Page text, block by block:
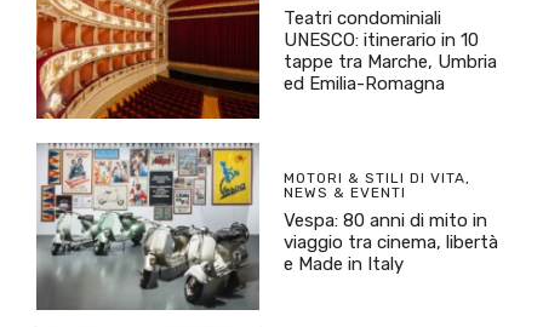
Teatri condominiali
UNESCO: itinerario in 10
tappe tra Marche, Umbria
ed Emilia-Romagna
MOTORI & STILI DI VITA,
NEWS & EVENTI
Vespa: 80 anni di mito in
viaggio tra cinema, libertà
e Made in Italy